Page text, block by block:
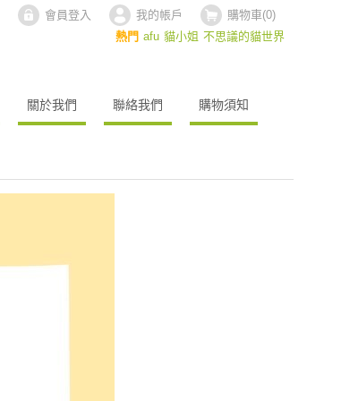
購物車(0)
我的帳戶
會員登入
熱門 afu 貓小姐 不思議的貓世界
關於我們 聯絡我們 購物須知